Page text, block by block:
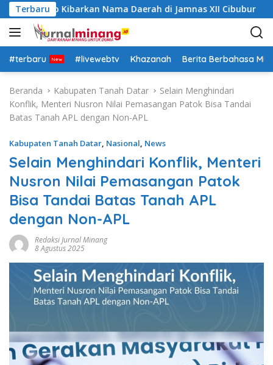
a
g
u
Terbaru
Siap Kibarkan Nama Daerah di Jamnas XII Cibubur
#terbaru #livewebtv Khazanah Berita Berbahasa
Beranda Kabupaten Tanah Datar
Selain Menghindari
Konflik, Menteri Nusron Nilai Pemasangan Patok Bisa Tandai
Batas Tanah APL dengan Non-APL
Kabupaten Tanah Datar, Nasional, News
Selain Menghindari Konflik, Menteri
Nusron Nilai Pemasangan Patok
Bisa Tandai Batas Tanah APL
dengan Non-APL
Redaksi Jurnal Minang
8 Agustus 2025